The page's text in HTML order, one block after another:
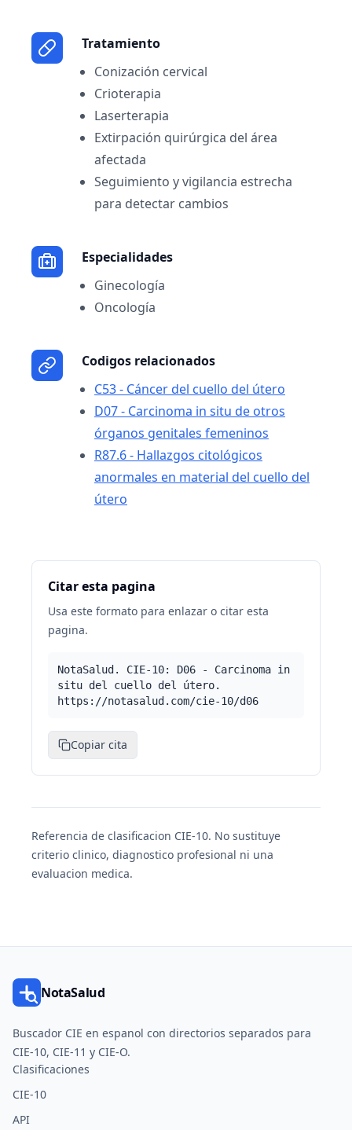
Tratamiento
Conización cervical
Crioterapia
Laserterapia
Extirpación quirúrgica del área
afectada
Seguimiento y vigilancia estrecha
para detectar cambios
Especialidades
Ginecología
Oncología
Codigos relacionados
C53 - Cáncer del cuello del útero
D07 - Carcinoma in situ de otros
órganos genitales femeninos
R87.6 - Hallazgos citológicos
anormales en material del cuello del
útero
Citar esta pagina
Usa este formato para enlazar o citar esta
pagina.
NotaSalud. CIE-10: D06 - Carcinoma in
situ del cuello del útero.
https://notasalud.com/cie-10/d06
Copiar cita
Referencia de clasificacion CIE-10. No sustituye
criterio clinico, diagnostico profesional ni una
evaluacion medica.
NotaSalud
Buscador CIE en espanol con directorios separados para
CIE-10, CIE-11 y CIE-O.
Clasificaciones
CIE-10
API